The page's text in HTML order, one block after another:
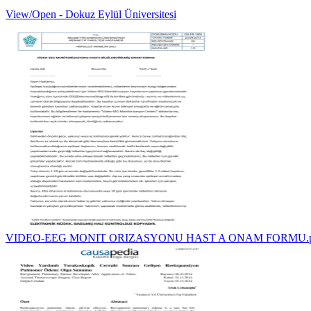
View/Open - Dokuz Eylül Üniversitesi
VIDEO-EEG MONIT ORIZASYONU HAST A ONAM